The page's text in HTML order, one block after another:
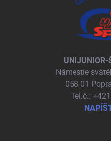
UNIJUNIOR-
Námestie
058 01
Tel.č.: